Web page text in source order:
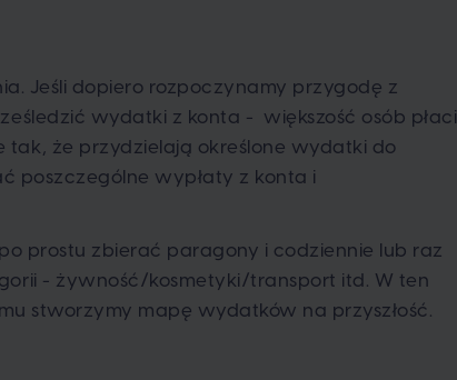
Jeśli dopiero rozpoczynamy przygodę z
wydatki z konta - większość osób płaci
tak, że przydzielają określone wydatki do
poszczególne wypłaty z konta i
prostu zbierać paragony i codziennie lub raz
- żywność/kosmetyki/transport itd. W ten
stworzymy mapę wydatków na przyszłość.